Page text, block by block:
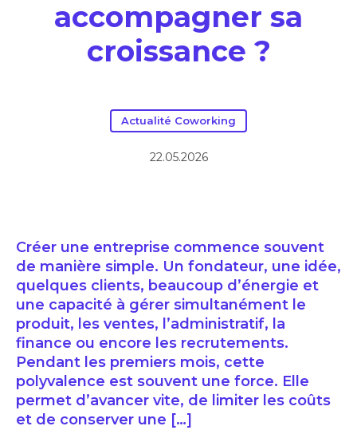
accompagner sa
croissance ?
Actualité Coworking
22.05.2026
Créer une entreprise commence souvent
de manière simple. Un fondateur, une idée,
quelques clients, beaucoup d’énergie et
une capacité à gérer simultanément le
produit, les ventes, l’administratif, la
finance ou encore les recrutements.
Pendant les premiers mois, cette
polyvalence est souvent une force. Elle
permet d’avancer vite, de limiter les coûts
et de conserver une […]